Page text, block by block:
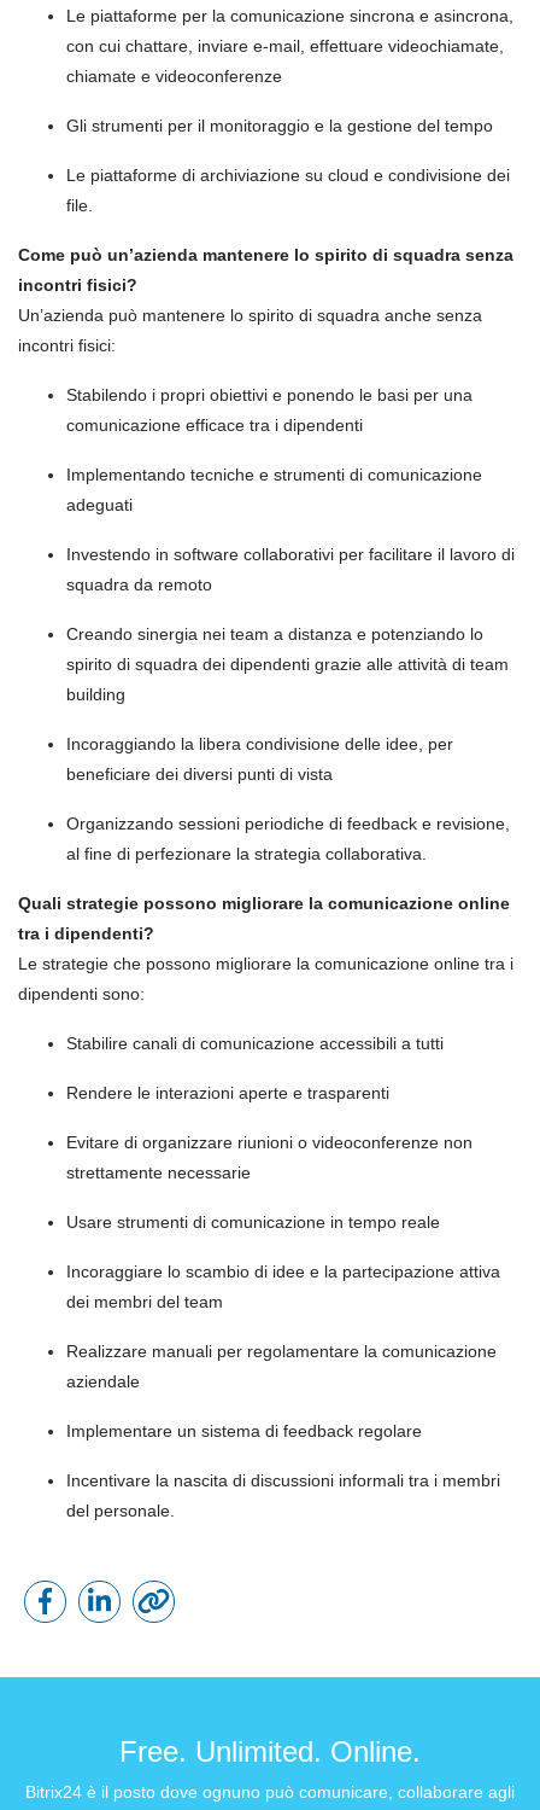
Le piattaforme per la comunicazione sincrona e asincrona,
con cui chattare, inviare e-mail, effettuare videochiamate,
chiamate e videoconferenze
Gli strumenti per il monitoraggio e la gestione del tempo
Le piattaforme di archiviazione su cloud e condivisione dei
file.
Come può un’azienda mantenere lo spirito di squadra senza
incontri fisici?
Un’azienda può mantenere lo spirito di squadra anche senza
incontri fisici:
Stabilendo i propri obiettivi e ponendo le basi per una
comunicazione efficace tra i dipendenti
Implementando tecniche e strumenti di comunicazione
adeguati
Investendo in software collaborativi per facilitare il lavoro di
squadra da remoto
Creando sinergia nei team a distanza e potenziando lo
spirito di squadra dei dipendenti grazie alle attività di team
building
Incoraggiando la libera condivisione delle idee, per
beneficiare dei diversi punti di vista
Organizzando sessioni periodiche di feedback e revisione,
al fine di perfezionare la strategia collaborativa.
Quali strategie possono migliorare la comunicazione online
tra i dipendenti?
Le strategie che possono migliorare la comunicazione online tra i
dipendenti sono:
Stabilire canali di comunicazione accessibili a tutti
Rendere le interazioni aperte e trasparenti
Evitare di organizzare riunioni o videoconferenze non
strettamente necessarie
Usare strumenti di comunicazione in tempo reale
Incoraggiare lo scambio di idee e la partecipazione attiva
dei membri del team
Realizzare manuali per regolamentare la comunicazione
aziendale
Implementare un sistema di feedback regolare
Incentivare la nascita di discussioni informali tra i membri
del personale.
Free. Unlimited. Online.
Bitrix24 è il posto dove ognuno può comunicare, collaborare agli